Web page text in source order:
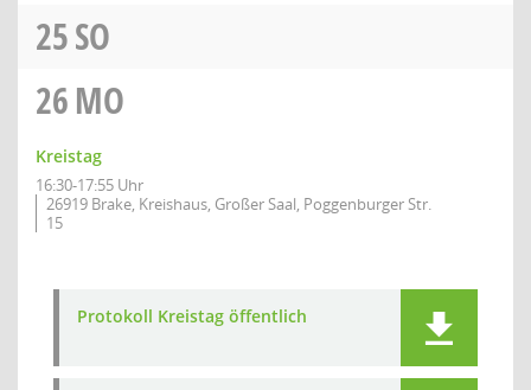
25SO
26MO
Kreistag
16:30-17:55 Uhr
26919 Brake, Kreishaus, Großer Saal, Poggenburger Str.
15
Protokoll Kreistag öffentlich